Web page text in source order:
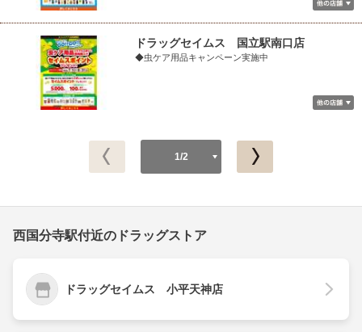
ドラッグセイムス 国立駅南口店
◆虫ケア用品キャンペーン実施中
1/2
西国分寺駅付近のドラッグストア
ドラッグセイムス 小平天神店